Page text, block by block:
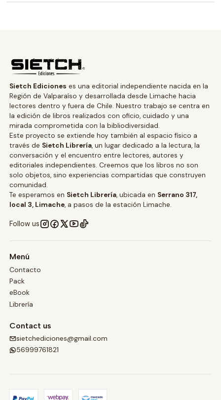
Sietch Ediciones es una editorial independiente nacida en la
Región de Valparaíso y desarrollada desde Limache hacia
lectores dentro y fuera de Chile. Nuestro trabajo se centra en
la edición de libros realizados con oficio, cuidado y una
mirada comprometida con la bibliodiversidad.
Este proyecto se extiende hoy también al espacio físico a
través de Sietch Librería, un lugar dedicado a la lectura, la
conversación y el encuentro entre lectores, autores y
editoriales independientes. Creemos que los libros no son
solo objetos, sino experiencias compartidas que construyen
comunidad.
Te esperamos en Sietch Librería, ubicada en Serrano 317,
local 3, Limache, a pasos de la estación Limache.
Follow us
Menú
Contacto
Pack
eBook
Librería
Contact us
sietchediciones@gmail.com
56999761821